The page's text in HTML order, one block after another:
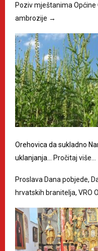
Poziv mještanima
ambrozije →
Orehovica da sukladno
uklanjanja…
Pročitaj više…
Proslava Dana pobjede,
hrvatskih branitelja, VRO